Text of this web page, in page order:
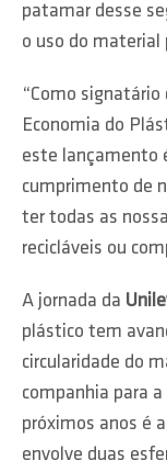
patamar desse
o uso do material
“Como signatário
Economia do
este lançamento
cumprimento de
ter todas as
recicláveis ou
A jornada da
plástico tem
circularidade do
companhia para
próximos anos é
envolve duas